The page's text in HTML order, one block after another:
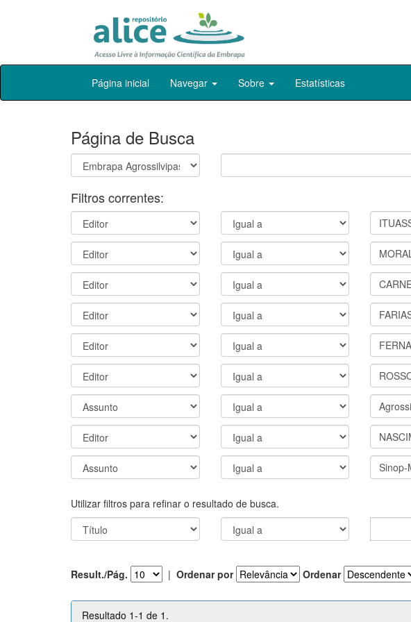
Skip
Página inicial Navegar Sobre Estatísticas
Página de Busca
Filtros correntes:
Utilizar filtros para refinar o resultado de busca.
Result./Pág. | Ordenar por Ordenar
Resultado 1-1 de 1.